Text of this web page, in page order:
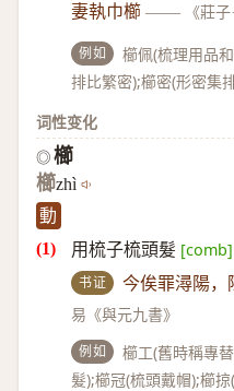
妻執巾櫛 —— 《莊子
例如
櫛佩(梳理用品
排比繁密);櫛密(形密集
词性变化
◎ 櫛
櫛zhì
動
用梳子梳頭髮 [comb]
书证 今俟罪潯陽，
易《與元九書》
例如
櫛工(舊時稱專
髮);櫛冠(梳頭戴帽);櫛